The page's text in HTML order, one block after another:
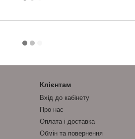
Клієнтам
Вхід до кабінету
Про нас
Оплата і доставка
Обмін та повернення